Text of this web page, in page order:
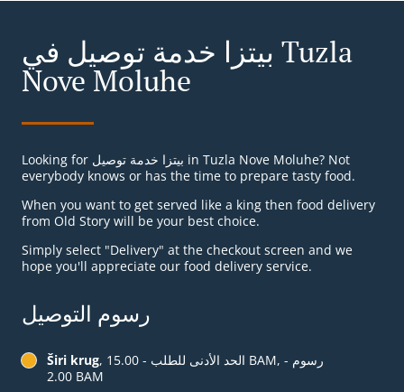
بيتزا خدمة توصيل في Tuzla
Nove Moluhe
Looking for بيتزا خدمة توصيل in Tuzla Nove Moluhe? Not
everybody knows or has the time to prepare tasty food.
When you want to get served like a king then food delivery
from Old Story will be your best choice.
Simply select "Delivery" at the checkout screen and we
hope you'll appreciate our food delivery service.
رسوم التوصيل
Širi krug, الحد الأدنى للطلب - ‏15.00 BAM, رسوم -
‏2.00 BAM